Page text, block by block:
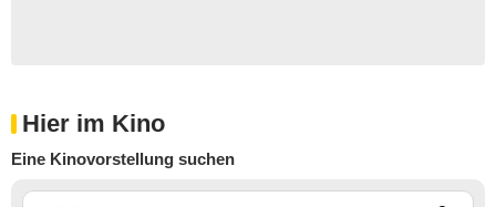
Hier im Kino
Eine Kinovorstellung suchen